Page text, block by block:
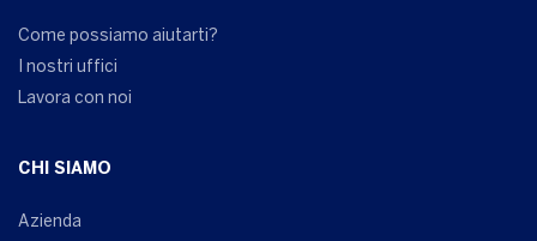
Come possiamo aiutarti?
I nostri uffici
Lavora con noi
CHI SIAMO
Azienda